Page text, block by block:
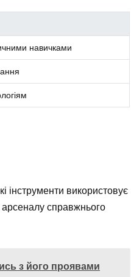
навичками
використовує
арсеналу справжнього
з його проявами